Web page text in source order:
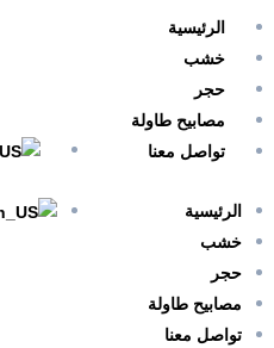
الرئيسية
خشب
حجر
مصابيح طاولة
تواصل معنا
الرئيسية
خشب
حجر
مصابيح طاولة
تواصل معنا
Menu